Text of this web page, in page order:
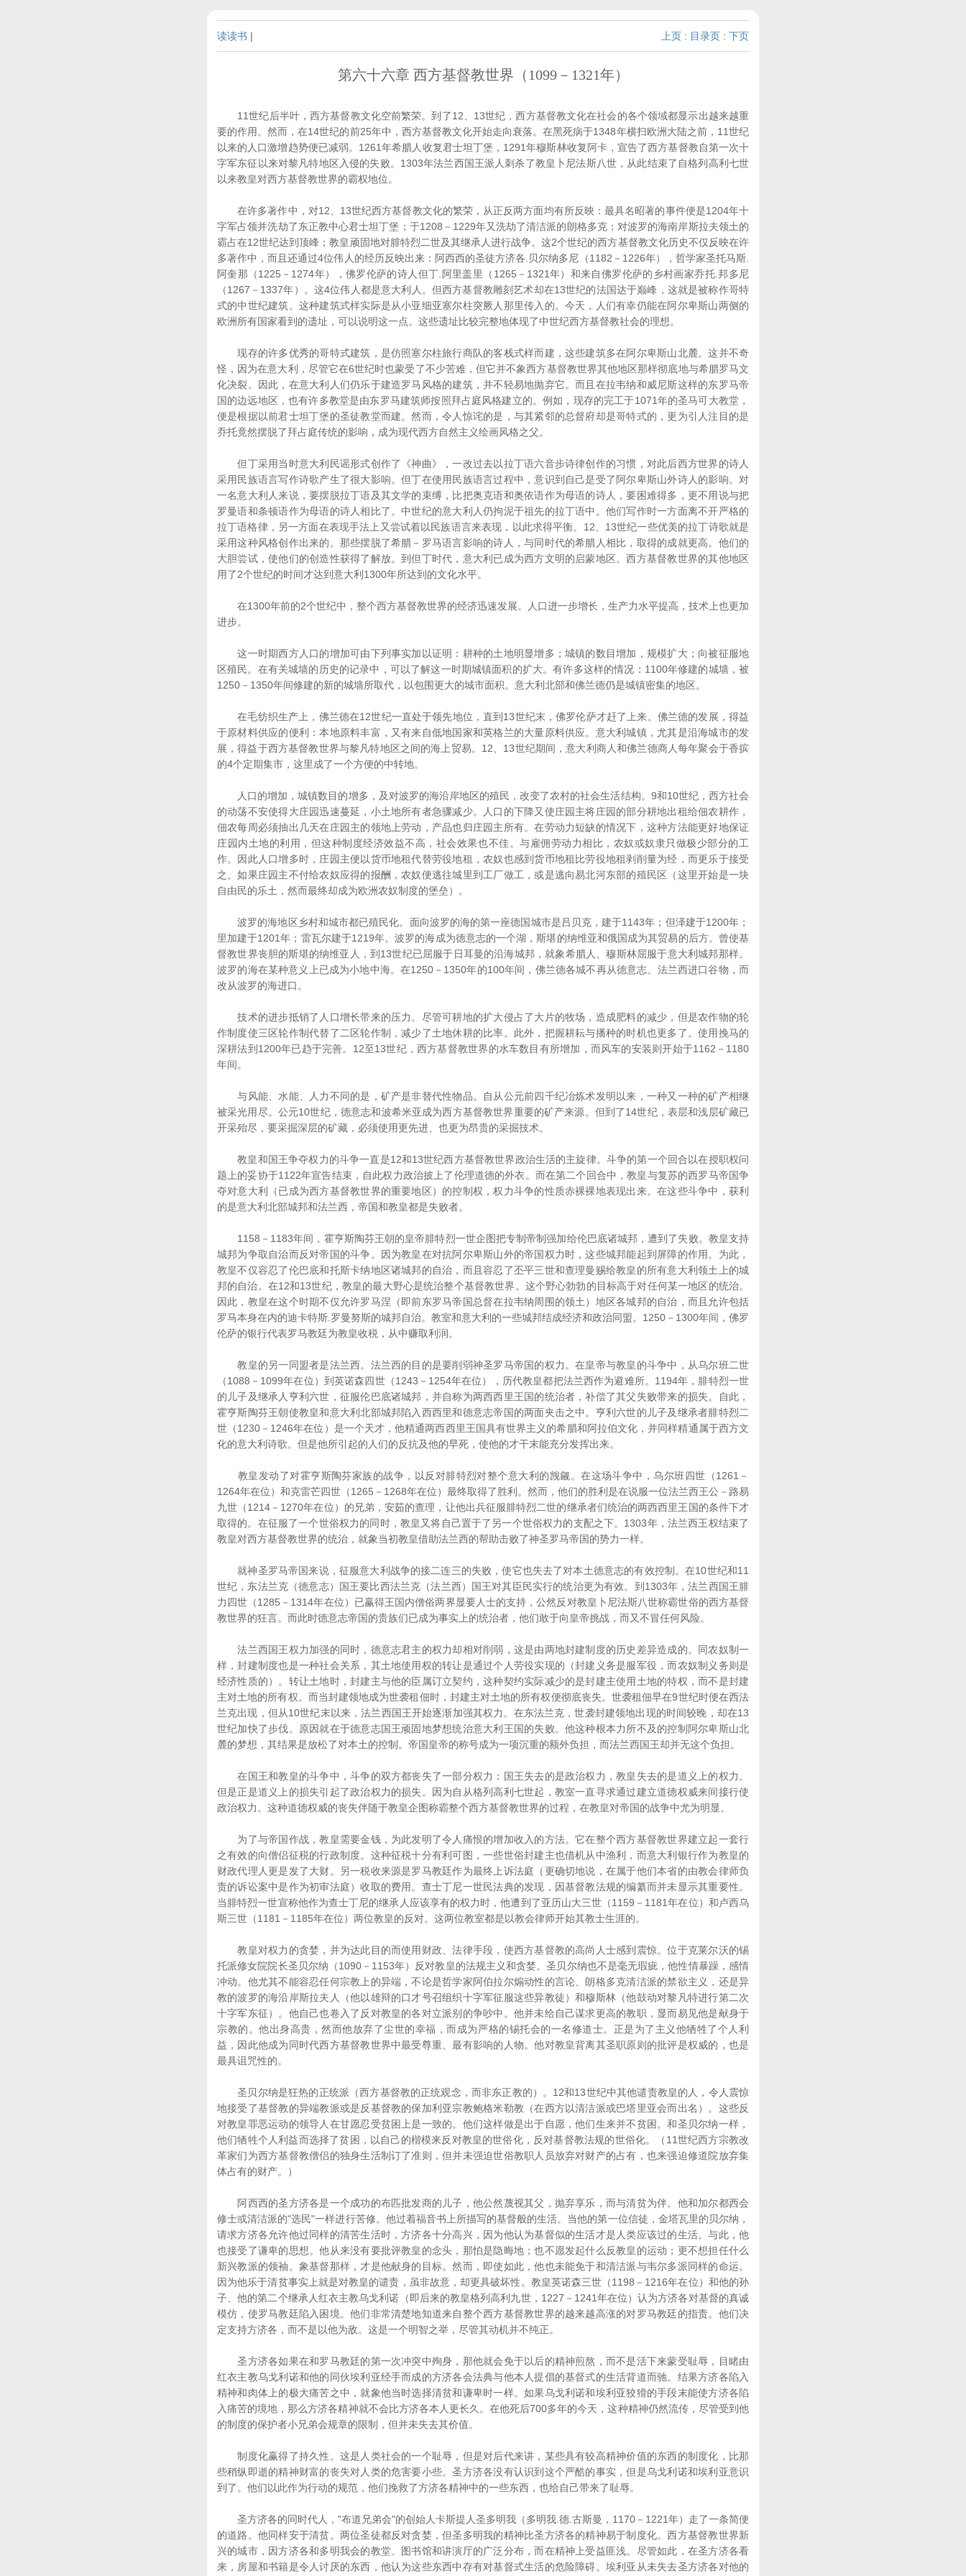
读读书 | 上页 : 目录页 : 下页
第六十六章 西方基督教世界（1099－1321年）
11世纪后半叶，西方基督教文化空前繁荣。到了12、13世纪，西方基督教文化在社会的各个领域都显示出越来越重
要的作用。然而，在14世纪的前25年中，西方基督教文化开始走向衰落。在黑死病于1348年横扫欧洲大陆之前，11世纪
以来的人口激增趋势便已减弱。1261年希腊人收复君士坦丁堡，1291年穆斯林收复阿卡，宣告了西方基督教自第一次十
字军东征以来对黎凡特地区入侵的失败。1303年法兰西国王派人刺杀了教皇卜尼法斯八世，从此结束了自格列高利七世
以来教皇对西方基督教世界的霸权地位。
在许多著作中，对12、13世纪西方基督教文化的繁荣，从正反两方面均有所反映：最具名昭著的事件便是1204年十
字军占领并洗劫了东正教中心君士坦丁堡；于1208－1229年又洗劫了清洁派的朗格多克；对波罗的海南岸斯拉夫领土的
霸占在12世纪达到顶峰；教皇顽固地对腓特烈二世及其继承人进行战争。这2个世纪的西方基督教文化历史不仅反映在许
多著作中，而且还通过4位伟人的经历反映出来：阿西西的圣徒方济各.贝尔纳多尼（1182－1226年），哲学家圣托马斯.
阿奎那（1225－1274年），佛罗伦萨的诗人但丁.阿里盖里（1265－1321年）和来自佛罗伦萨的乡村画家乔托.邦多尼
（1267－1337年）。这4位伟人都是意大利人。但西方基督教雕刻艺术却在13世纪的法国达于巅峰，这就是被称作哥特
式的中世纪建筑。这种建筑式样实际是从小亚细亚塞尔柱突厥人那里传入的。今天，人们有幸仍能在阿尔卑斯山两侧的
欧洲所有国家看到的遗址，可以说明这一点。这些遗址比较完整地体现了中世纪西方基督教社会的理想。
现存的许多优秀的哥特式建筑，是仿照塞尔柱旅行商队的客栈式样而建，这些建筑多在阿尔卑斯山北麓。这并不奇
怪，因为在意大利，尽管它在6世纪时也蒙受了不少苦难，但它并不象西方基督教世界其他地区那样彻底地与希腊罗马文
化决裂。因此，在意大利人们仍乐于建造罗马风格的建筑，并不轻易地抛弃它。而且在拉韦纳和威尼斯这样的东罗马帝
国的边远地区，也有许多教堂是由东罗马建筑师按照拜占庭风格建立的。例如，现存的完工于1071年的圣马可大教堂，
便是根据以前君士坦丁堡的圣徒教堂而建。然而，令人惊诧的是，与其紧邻的总督府却是哥特式的，更为引人注目的是
乔托竟然摆脱了拜占庭传统的影响，成为现代西方自然主义绘画风格之父。
但丁采用当时意大利民谣形式创作了《神曲》，一改过去以拉丁语六音步诗律创作的习惯，对此后西方世界的诗人
采用民族语言写作诗歌产生了很大影响。但丁在使用民族语言过程中，意识到自己是受了阿尔卑斯山外诗人的影响。对
一名意大利人来说，要摆脱拉丁语及其文学的束缚，比把奥克语和奥依语作为母语的诗人，要困难得多，更不用说与把
罗曼语和条顿语作为母语的诗人相比了。中世纪的意大利人仍拘泥于祖先的拉丁语中。他们写作时一方面离不开严格的
拉丁语格律，另一方面在表现手法上又尝试着以民族语言来表现，以此求得平衡。12、13世纪一些优美的拉丁诗歌就是
采用这种风格创作出来的。那些摆脱了希腊－罗马语言影响的诗人，与同时代的希腊人相比，取得的成就更高。他们的
大胆尝试，使他们的创造性获得了解放。到但丁时代，意大利已成为西方文明的启蒙地区。西方基督教世界的其他地区
用了2个世纪的时间才达到意大利1300年所达到的文化水平。
在1300年前的2个世纪中，整个西方基督教世界的经济迅速发展。人口进一步增长，生产力水平提高，技术上也更加
进步。
这一时期西方人口的增加可由下列事实加以证明：耕种的土地明显增多；城镇的数目增加，规模扩大；向被征服地
区殖民。在有关城墙的历史的记录中，可以了解这一时期城镇面积的扩大。有许多这样的情况：1100年修建的城墙，被
1250－1350年间修建的新的城墙所取代，以包围更大的城市面积。意大利北部和佛兰德仍是城镇密集的地区。
在毛纺织生产上，佛兰德在12世纪一直处于领先地位，直到13世纪末，佛罗伦萨才赶了上来。佛兰德的发展，得益
于原材料供应的便利：本地原料丰富，又有来自低地国家和英格兰的大量原料供应。意大利城镇，尤其是沿海城市的发
展，得益于西方基督教世界与黎凡特地区之间的海上贸易。12、13世纪期间，意大利商人和佛兰德商人每年聚会于香摈
的4个定期集市，这里成了一个方便的中转地。
人口的增加，城镇数目的增多，及对波罗的海沿岸地区的殖民，改变了农村的社会生活结构。9和10世纪，西方社会
的动荡不安使得大庄园迅速蔓延，小土地所有者急骤减少。人口的下降又使庄园主将庄园的部分耕地出租给佃农耕作，
佃农每周必须抽出几天在庄园主的领地上劳动，产品也归庄园主所有。在劳动力短缺的情况下，这种方法能更好地保证
庄园内土地的利用，但这种制度经济效益不高，社会效果也不佳。与雇佣劳动力相比，农奴或奴隶只做极少部分的工
作。因此人口增多时，庄园主便以货币地租代替劳役地租，农奴也感到货币地租比劳役地租剥削量为经，而更乐于接受
之。如果庄园主不付给农奴应得的报酬，农奴便逃往城里到工厂做工，或是逃向易北河东部的殖民区（这里开始是一块
自由民的乐土，然而最终却成为欧洲农奴制度的堡垒）。
波罗的海地区乡村和城市都已殖民化。面向波罗的海的第一座德国城市是吕贝克，建于1143年；但泽建于1200年；
里加建于1201年；雷瓦尔建于1219年。波罗的海成为德意志的一个湖，斯堪的纳维亚和俄国成为其贸易的后方。曾使基
督教世界丧胆的斯堪的纳维亚人，到13世纪已屈服于日耳曼的沿海城邦，就象希腊人、穆斯林屈服于意大利城邦那样。
波罗的海在某种意义上已成为小地中海。在1250－1350年的100年间，佛兰德各城不再从德意志、法兰西进口谷物，而
改从波罗的海进口。
技术的进步抵销了人口增长带来的压力。尽管可耕地的扩大侵占了大片的牧场，造成肥料的减少，但是农作物的轮
作制度使三区轮作制代替了二区轮作制，减少了土地休耕的比率。此外，把握耕耘与播种的时机也更多了。使用挽马的
深耕法到1200年已趋于完善。12至13世纪，西方基督教世界的水车数目有所增加，而风车的安装则开始于1162－1180
年间。
与风能、水能、人力不同的是，矿产是非替代性物品。自从公元前四千纪冶炼术发明以来，一种又一种的矿产相继
被采光用尽。公元10世纪，德意志和波希米亚成为西方基督教世界重要的矿产来源。但到了14世纪，表层和浅层矿藏已
开采殆尽，要采掘深层的矿藏，必须使用更先进、也更为昂贵的采掘技术。
教皇和国王争夺权力的斗争一直是12和13世纪西方基督教世界政治生活的主旋律。斗争的第一个回合以在授职权问
题上的妥协于1122年宣告结束，自此权力政治披上了伦理道德的外衣。而在第二个回合中，教皇与复苏的西罗马帝国争
夺对意大利（已成为西方基督教世界的重要地区）的控制权，权力斗争的性质赤裸裸地表现出来。在这些斗争中，获利
的是意大利北部城邦和法兰西，帝国和教皇都是失败者。
1158－1183年间，霍亨斯陶芬王朝的皇帝腓特烈一世企图把专制帝制强加给伦巴底诸城邦，遭到了失败。教皇支持
城邦为争取自治而反对帝国的斗争。因为教皇在对抗阿尔卑斯山外的帝国权力时，这些城邦能起到屏障的作用。为此，
教皇不仅容忍了伦巴底和托斯卡纳地区诸城邦的自治，而且容忍了丕平三世和查理曼赐给教皇的所有意大利领土上的城
邦的自治。在12和13世纪，教皇的最大野心是统治整个基督教世界。这个野心勃勃的目标高于对任何某一地区的统治。
因此，教皇在这个时期不仅允许罗马涅（即前东罗马帝国总督在拉韦纳周围的领土）地区各城邦的自治，而且允许包括
罗马本身在内的迪卡特斯.罗曼努斯的城邦自治。教室和意大利的一些城邦结成经济和政治同盟。1250－1300年间，佛罗
伦萨的银行代表罗马教廷为教皇收税，从中赚取利润。
教皇的另一同盟者是法兰西。法兰西的目的是要削弱神圣罗马帝国的权力。在皇帝与教皇的斗争中，从乌尔班二世
（1088－1099年在位）到英诺森四世（1243－1254年在位），历代教皇都把法兰西作为避难所。1194年，腓特烈一世
的儿子及继承人亨利六世，征服伦巴底诸城邦，并自称为两西西里王国的统治者，补偿了其父失败带来的损失。自此，
霍亨斯陶芬王朝使教皇和意大利北部城邦陷入西西里和德意志帝国的两面夹击之中。亨利六世的儿子及继承者腓特烈二
世（1230－1246年在位）是一个天才，他精通两西西里王国具有世界主义的希腊和阿拉伯文化，并同样精通属于西方文
化的意大利诗歌。但是他所引起的人们的反抗及他的早死，使他的才干末能充分发挥出来。
教皇发动了对霍亨斯陶芬家族的战争，以反对腓特烈对整个意大利的觊觎。在这场斗争中，乌尔班四世（1261－
1264年在位）和克雷芒四世（1265－1268年在位）最终取得了胜利。然而，他们的胜利是在说服一位法兰西王公－路易
九世（1214－1270年在位）的兄弟，安茹的查理，让他出兵征服腓特烈二世的继承者们统治的两西西里王国的条件下才
取得的。在征服了一个世俗权力的同时，教皇又将自己置于了另一个世俗权力的支配之下。1303年，法兰西王权结束了
教皇对西方基督教世界的统治，就象当初教皇借助法兰西的帮助击败了神圣罗马帝国的势力一样。
就神圣罗马帝国来说，征服意大利战争的接二连三的失败，使它也失去了对本土德意志的有效控制。在10世纪和11
世纪，东法兰克（德意志）国王要比西法兰克（法兰西）国王对其臣民实行的统治更为有效。到1303年，法兰西国王腓
力四世（1285－1314年在位）已赢得王国内僧俗两界显要人士的支持，公然反对教皇卜尼法斯八世称霸世俗的西方基督
教世界的狂言。而此时德意志帝国的贵族们已成为事实上的统治者，他们敢于向皇帝挑战，而又不冒任何风险。
法兰西国王权力加强的同时，德意志君主的权力却相对削弱，这是由两地封建制度的历史差异造成的。同农奴制一
样，封建制度也是一种社会关系，其土地使用权的转让是通过个人劳役实现的（封建义务是服军役，而农奴制义务则是
经济性质的）。转让土地时，封建主与他的臣属订立契约，这种契约实际减少的是封建主使用土地的特权，而不是封建
主对土地的所有权。而当封建领地成为世袭租佃时，封建主对土地的所有权便彻底丧失。世袭租佃早在9世纪时便在西法
兰克出现，但从10世纪末以来，法兰西国王开始逐渐加强其权力。在东法兰克，世袭封建领地出现的时间较晚，却在13
世纪加快了步伐。原因就在于德意志国王顽固地梦想统治意大利王国的失败。他这种根本力所不及的控制阿尔卑斯山北
麓的梦想，其结果是放松了对本土的控制。帝国皇帝的称号成为一项沉重的额外负担，而法兰西国王却并无这个负担。
在国王和教皇的斗争中，斗争的双方都丧失了一部分权力：国王失去的是政治权力，教皇失去的是道义上的权力。
但是正是道义上的损失引起了政治权力的损失。因为自从格列高利七世起，教室一直寻求通过建立道德权威来间接行使
政治权力。这种道德权威的丧失伴随于教皇企图称霸整个西方基督教世界的过程，在教皇对帝国的战争中尤为明显。
为了与帝国作战，教皇需要金钱，为此发明了令人痛恨的增加收入的方法。它在整个西方基督教世界建立起一套行
之有效的向僧侣征税的行政制度。这种征税十分有利可图，一些世俗封建主也借机从中渔利，而意大利银行作为教皇的
财政代理人更是发了大财。另一税收来源是罗马教廷作为最终上诉法庭（更确切地说，在属于他们本省的由教会律师负
责的诉讼案中是作为初审法庭）收取的费用。查士丁尼一世民法典的发现，因基督教法规的编纂而并未显示其重要性。
当腓特烈一世宣称他作为查士丁尼的继承人应该享有的权力时，他遭到了亚历山大三世（1159－1181年在位）和卢西乌
斯三世（1181－1185年在位）两位教皇的反对。这两位教室都是以教会律师开始其教士生涯的。
教皇对权力的贪婪，并为达此目的而使用财政、法律手段，使西方基督教的高尚人士感到震惊。位于克莱尔沃的锡
托派修女院院长圣贝尔纳（1090－1153年）反对教皇的法规主义和贪婪。圣贝尔纳也不是毫无瑕疵，他性情暴躁，感情
冲动。他尤其不能容忍任何宗教上的异端，不论是哲学家阿伯拉尔煽动性的言论、朗格多克清洁派的禁欲主义，还是异
教的波罗的海沿岸斯拉夫人（他以雄辩的口才号召组织十字军征服这些异教徒）和穆斯林（他鼓动对黎凡特进行第二次
十字军东征）。他自己也卷入了反对教皇的各对立派别的争吵中。他并未给自己谋求更高的教职，显而易见他是献身于
宗教的。他出身高贵，然而他放弃了尘世的幸福，而成为严格的锡托会的一名修道士。正是为了主义他牺牲了个人利
益，因此他成为同时代西方基督教世界中最受尊重、最有影响的人物。他对教皇背离其圣职原则的批评是权威的，也是
最具诅咒性的。
圣贝尔纳是狂热的正统派（西方基督教的正统观念，而非东正教的）。12和13世纪中其他谴责教皇的人，令人震惊
地接受了基督教的异端教派或是反基督教的保加利亚宗教鲍格米勒教（在西方以清洁派或巴塔里亚会而出名）。这些反
对教皇罪恶运动的领导人在甘愿忍受贫困上是一致的。他们这样做是出于自愿，他们生来并不贫困。和圣贝尔纳一样，
他们牺牲个人利益而选择了贫困，以自己的楷模来反对教皇的世俗化，反对基督教法规的世俗化。（11世纪西方宗教改
革家们为西方基督教僧侣的独身生活制订了准则，但并未强迫世俗教职人员放弃对财产的占有，也来强迫修道院放弃集
体占有的财产。）
阿西西的圣方济各是一个成功的布匹批发商的儿子，他公然蔑视其父，抛弃享乐，而与清贫为伴。他和加尔都西会
修士或清洁派的"选民"一样进行苦修。他过着福音书上所描写的基督般的生活。当他的第一位信徒，金塔瓦里的贝尔纳，
请求方济各允许他过同样的清苦生活时，方济各十分高兴，因为他认为基督似的生活才是人类应该过的生活。与此，他
也接受了谦卑的思想。他从来没有要批评教皇的念头，那怕是隐晦地；也不愿发起什么反教皇的运动；更不想担任什么
新兴教派的领袖。象基督那样，才是他献身的目标。然而，即使如此，他也未能免于和清洁派与韦尔多派同样的命运。
因为他乐于清贫事实上就是对教皇的谴责，虽非故意，却更具破坏性。教皇英诺森三世（1198－1216年在位）和他的孙
子、他的第二个继承人红衣主教乌戈利诺（即后来的教皇格列高利九世，1227－1241年在位）认为方济各对基督的真诚
模仿，使罗马教廷陷入困境。他们非常清楚地知道来自整个西方基督教世界的越来越高涨的对罗马教廷的指责。他们决
定支持方济各，而不是以他为敌。这是一个明智之举，尽管其动机并不纯正。
圣方济各如果在和罗马教廷的第一次冲突中殉身，那他就会免于以后的精神煎熬，而不是活下来蒙受耻辱，目睹由
红衣主教乌戈利诺和他的同伙埃利亚经手而成的方济各会法典与他本人提倡的基督式的生活背道而驰。结果方济各陷入
精神和肉体上的极大痛苦之中，就象他当时选择清贫和谦卑时一样。如果乌戈利诺和埃利亚狡猾的手段末能使方济各陷
入痛苦的境地，那么方济各精神就不会比方济各本人更长久。在他死后700多年的今天，这种精神仍然流传，尽管受到他
的制度的保护者小兄弟会规章的限制，但并未失去其价值。
制度化赢得了持久性。这是人类社会的一个耻辱，但是对后代来讲，某些具有较高精神价值的东西的制度化，比那
些稍纵即逝的精神财富的丧失对人类的危害要小些。圣方济各没有认识到这个严酷的事实，但是乌戈利诺和埃利亚意识
到了。他们以此作为行动的规范，他们挽救了方济各精神中的一些东西，也给自己带来了耻辱。
圣方济各的同时代人，"布道兄弟会"的创始人卡斯提人圣多明我（多明我.德.古斯曼，1170－1221年）走了一条简便
的道路。他同样安于清贫。两位圣徒都反对贪婪，但圣多明我的精神比圣方济各的精神易于制度化。西方基督教世界新
兴的城市，因方济各和多明我会的教堂、图书馆和讲演厅的广泛分布，而在精神上受益匪浅。尽管如此，在圣方济各看
来，房屋和书籍是令人讨厌的东西，他认为这些东西中存有对基督式生活的危险障碍。埃利亚从未失去圣方济各对他的